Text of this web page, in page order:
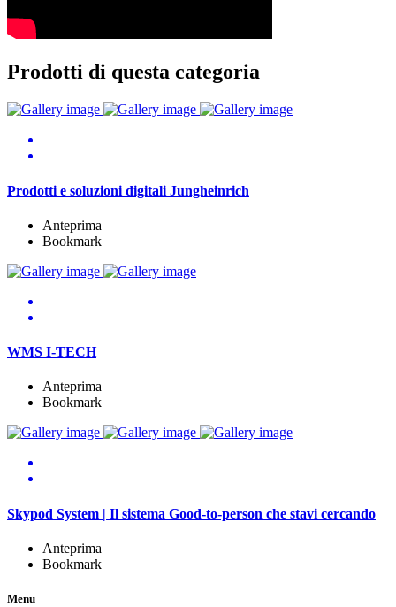
Prodotti di questa categoria
Prodotti e soluzioni digitali Jungheinrich
Anteprima
Bookmark
WMS I-TECH
Anteprima
Bookmark
Skypod System | Il sistema Good-to-person che stavi cercando
Anteprima
Bookmark
Menu